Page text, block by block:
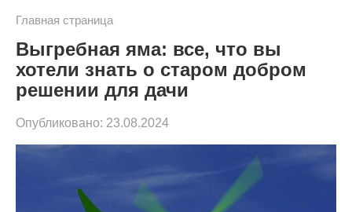
с
к
Главная страница
Выгребная яма: все, что вы
хотели знать о старом добром
решении для дачи
Опубликовано: 23.08.2024